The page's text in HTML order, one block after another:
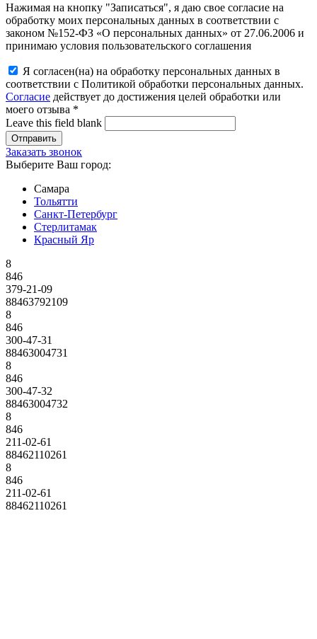
Нажимая на кнопку "Записаться", я даю свое согласие на
обработку моих персональных данных в соответствии с
законом №152-ФЗ «О персональных данных» от 27.06.2006 и
принимаю условия пользовательского соглашения
Я согласен(на) на обработку персональных данных в
соответствии с Политикой обработки персональных данных.
Согласие действует до достижения целей обработки или
моего отзыва *
Leave this field blank
Заказать звонок
Выберите Ваш город:
Самара
Тольятти
Санкт-Петербург
Стерлитамак
Красный Яр
8
846
379-21-09
88463792109
8
846
300-47-31
88463004731
8
846
300-47-32
88463004732
8
846
211-02-61
88462110261
8
846
211-02-61
88462110261